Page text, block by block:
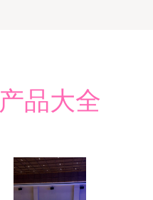
产品大全